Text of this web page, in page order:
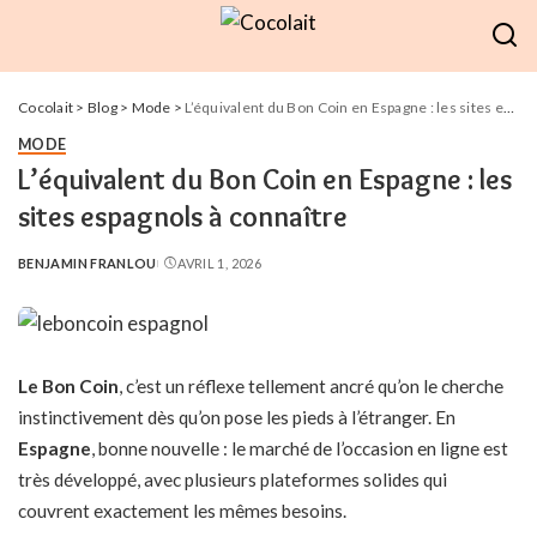
Cocolait > Blog> Mode > L’équivalent du Bon Coin en Espagne : les sites espagnols à connaître
MODE
L’équivalent du Bon Coin en Espagne : les
sites espagnols à connaître
POSTED
BENJAMIN FRANLOU AVRIL 1, 2026
Le Bon Coin, c’est un réflexe tellement ancré qu’on le cherche
instinctivement dès qu’on pose les pieds à l’étranger. En
Espagne, bonne nouvelle : le marché de l’occasion en ligne est
très développé, avec plusieurs plateformes solides qui
couvrent exactement les mêmes besoins.